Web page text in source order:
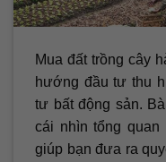
Mua đất trồng cây
hướng đầu tư thu
tư bất động sản.
cái nhìn tổng
giúp bạn đưa ra